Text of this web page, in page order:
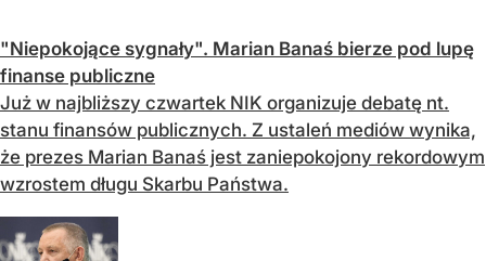
"Niepokojące sygnały". Marian Banaś bierze pod lupę
finanse publiczne
Już w najbliższy czwartek NIK organizuje debatę nt.
stanu finansów publicznych. Z ustaleń mediów wynika,
że prezes Marian Banaś jest zaniepokojony rekordowym
wzrostem długu Skarbu Państwa.